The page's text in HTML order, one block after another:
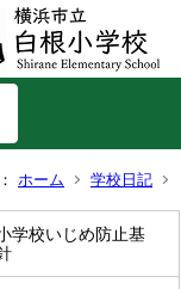
ホーム 学校日記
学校いじめ防止基